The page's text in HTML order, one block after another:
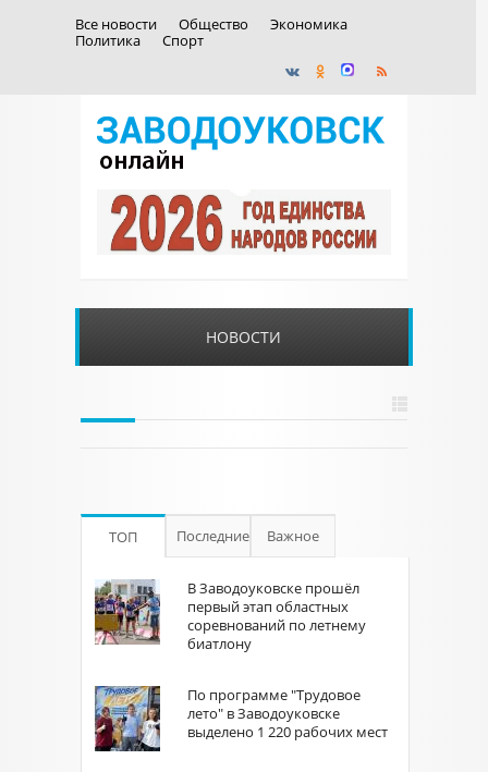
Все новости Общество
Экономика
Политика
Спорт
НОВОСТИ
ТОП Последние Важное
В Заводоуковске прошёл
первый этап областных
соревнований по летнему
биатлону
По программе "Трудовое
лето" в Заводоуковске
выделено 1 220 рабочих мест